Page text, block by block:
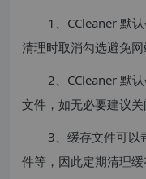
1、CCleaner 默
清理时取消勾选避免网
2、CCleaner 默
文件，如无必要建议关
3、缓存文件可以
件等，因此定期清理缓